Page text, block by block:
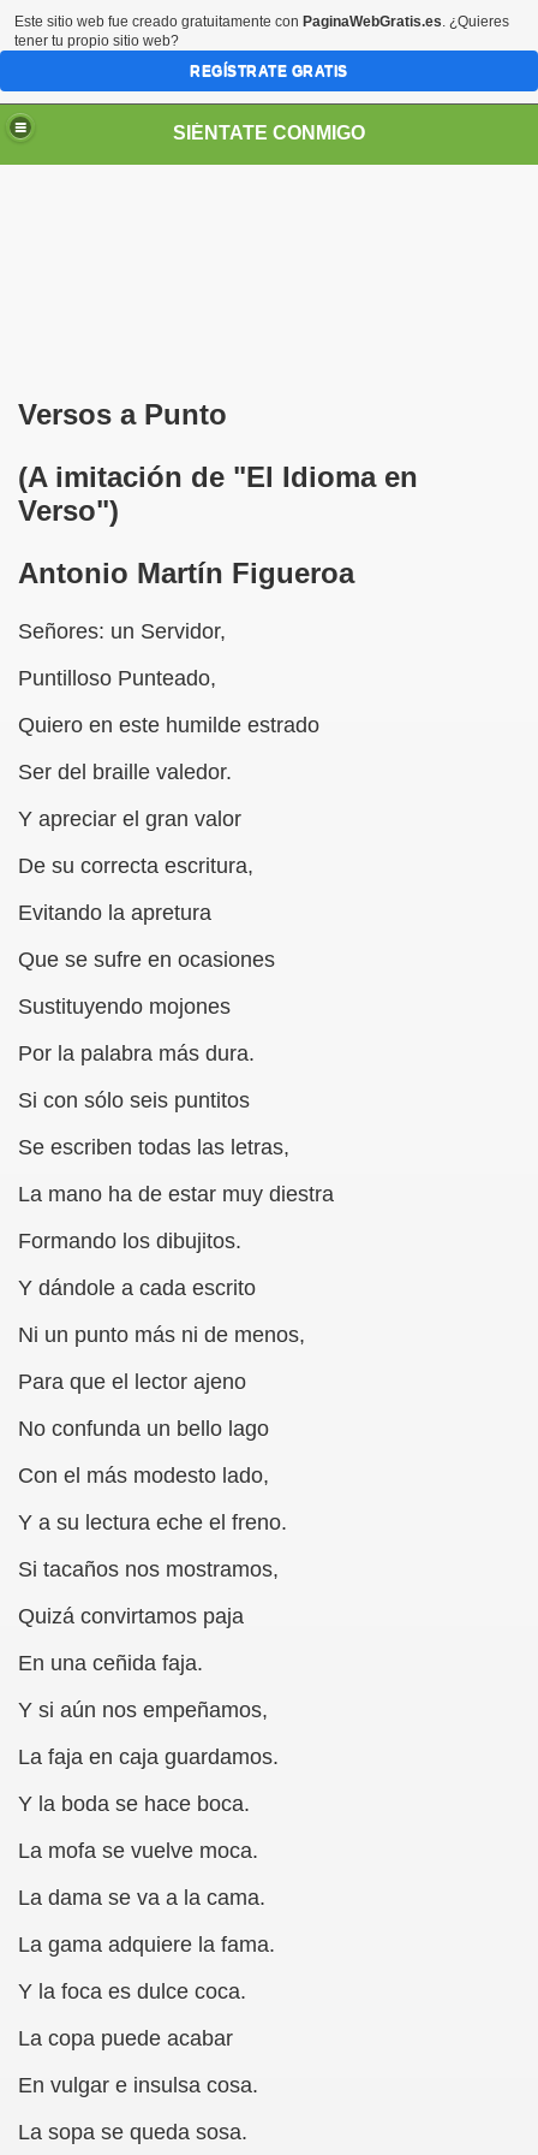
SIÉNTATE CONMIGO
Versos a Punto
(A imitación de "El Idioma en
Verso")
Antonio Martín Figueroa
Señores: un Servidor,
Puntilloso Punteado,
Quiero en este humilde estrado
Ser del braille valedor.
Y apreciar el gran valor
De su correcta escritura,
Evitando la apretura
Que se sufre en ocasiones
Sustituyendo mojones
Por la palabra más dura.
Si con sólo seis puntitos
Se escriben todas las letras,
La mano ha de estar muy diestra
Formando los dibujitos.
Y dándole a cada escrito
Ni un punto más ni de menos,
Para que el lector ajeno
No confunda un bello lago
Con el más modesto lado,
Y a su lectura eche el freno.
Si tacaños nos mostramos,
Quizá convirtamos paja
En una ceñida faja.
Y si aún nos empeñamos,
La faja en caja guardamos.
Y la boda se hace boca.
La mofa se vuelve moca.
La dama se va a la cama.
La gama adquiere la fama.
Y la foca es dulce coca.
La copa puede acabar
En vulgar e insulsa cosa.
La sopa se queda sosa.
(grup d'Afiliats CRE ONCE Barcelona, Català y
los Ciegos (Pablo Madrid Herruzo)
Bejarano)
(Juan José Miñana)
a Charles Barbier (Pablo Madrid Herruzo)
en Peligro de Extinción (Eutiquio Cabrerizo)
Todos (Pedro Zurita)
Borrás)
Social, Córdoba 03-03-09 (Pedro A. Zurita)
de Sor Sacramento)
Elissalde)
06-09 (Pedro Zurita)
(Roberto Enjuto)
Fundamento Y Sentimientos (Samuel Rodríguez
(Rogelio Muñoz Martínez)
la Luz (Alberto Gil)
(Francesc Miñana)
Suárez Santana)
Este sitio web fue creado gratuitamente con PaginaWebGratis.es. ¿Quieres
tener tu propio sitio web?
REGÍSTRATE GRATIS